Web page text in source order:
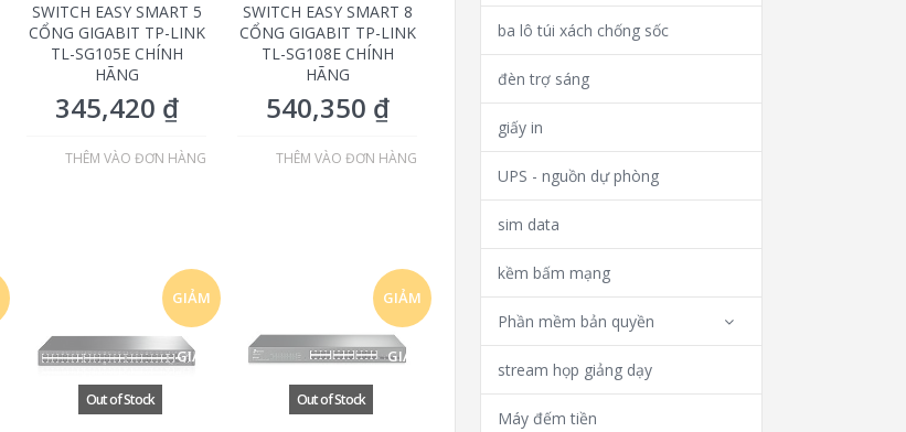
SWITCH EASY SMART 5
CỔNG GIGABIT TP-LINK
TL-SG105E CHÍNH
HÃNG
345,420 ₫
THÊM VÀO ĐƠN HÀNG
SWITCH EASY SMART 8
CỔNG GIGABIT TP-LINK
TL-SG108E CHÍNH
HÃNG
540,350 ₫
THÊM VÀO ĐƠN HÀNG
GIẢM
GIÁ!
GIẢM
GIÁ!
ba lô túi xách chống sốc
đèn trợ sáng
giấy in
UPS - nguồn dự phòng
sim data
kềm bấm mạng
Phần mềm bản quyền
stream họp giảng dạy
Máy đếm tiền